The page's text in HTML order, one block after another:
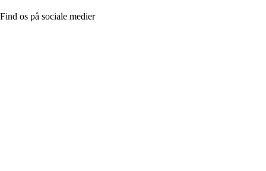
Find os på sociale medier